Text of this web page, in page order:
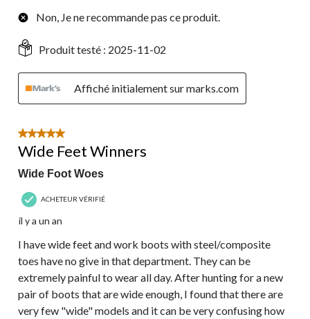
Non, Je ne recommande pas ce produit.
Produit testé : 2025-11-02
Affiché initialement sur marks.com
5 étoile(s) sur 5.
Wide Feet Winners
Wide Foot Woes
ACHETEUR VÉRIFIÉ
il y a un an
I have wide feet and work boots with steel/composite
toes have no give in that department. They can be
extremely painful to wear all day. After hunting for a new
pair of boots that are wide enough, I found that there are
very few "wide" models and it can be very confusing how